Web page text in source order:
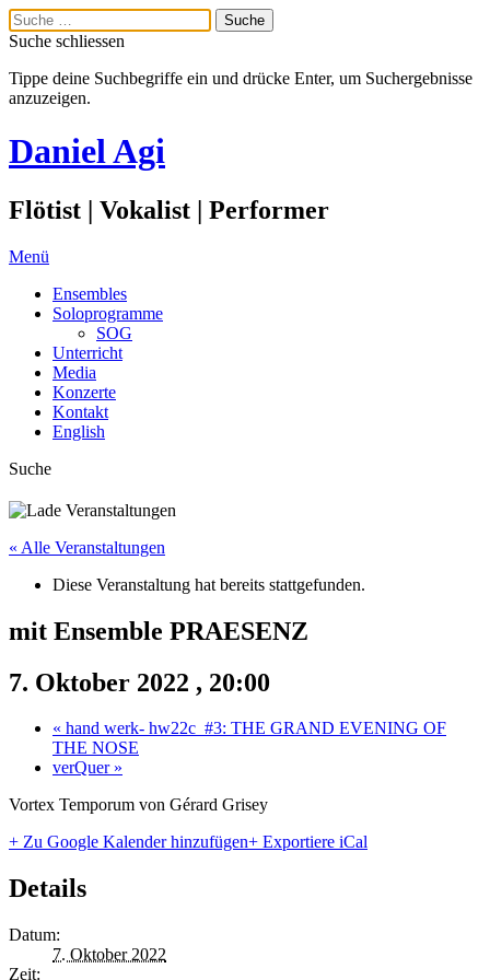
Suche schliessen
Tippe deine Suchbegriffe ein und drücke Enter, um Suchergebnisse
anzuzeigen.
Daniel Agi
Flötist | Vokalist | Performer
Menü
Ensembles
Soloprogramme
SOG
Unterricht
Media
Konzerte
Kontakt
English
Suche
« Alle Veranstaltungen
Diese Veranstaltung hat bereits stattgefunden.
mit Ensemble PRAESENZ
7. Oktober 2022 , 20:00
« hand werk- hw22c_#3: THE GRAND EVENING OF
THE NOSE
verQuer »
Vortex Temporum von Gérard Grisey
+ Zu Google Kalender hinzufügen+ Exportiere iCal
Details
Datum:
7. Oktober 2022
Zeit: